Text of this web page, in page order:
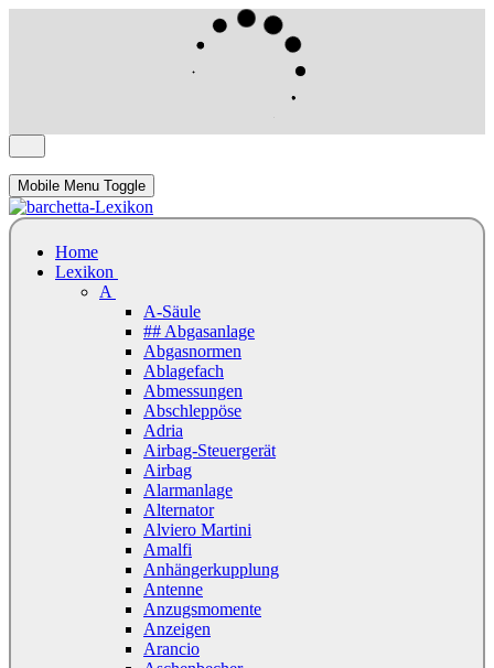
Mobile Menu Toggle
Home
Lexikon
A
A-Säule
## Abgasanlage
Abgasnormen
Ablagefach
Abmessungen
Abschleppöse
Adria
Airbag-Steuergerät
Airbag
Alarmanlage
Alternator
Alviero Martini
Amalfi
Anhängerkupplung
Antenne
Anzugsmomente
Anzeigen
Arancio